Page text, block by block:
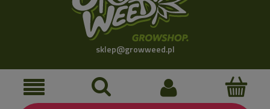
sklep@growweed.pl